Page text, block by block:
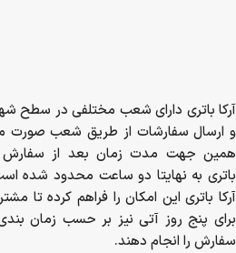
آرکا باتری دارای شعب مختلفی در سطح
و ارسال سفارشات از طریق شعب صورت
همین جهت مدت زمان بعد از سفارش
باتری به نهایتا دو ساعت محدود شده
آرکا باتری این امکان را فراهم کرده تا
برای پنج روز آتی نیز بر حسب زمان
سفارش را انجام دهند.